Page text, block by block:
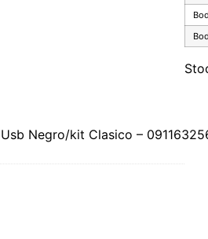
Negro/kit Clasico –